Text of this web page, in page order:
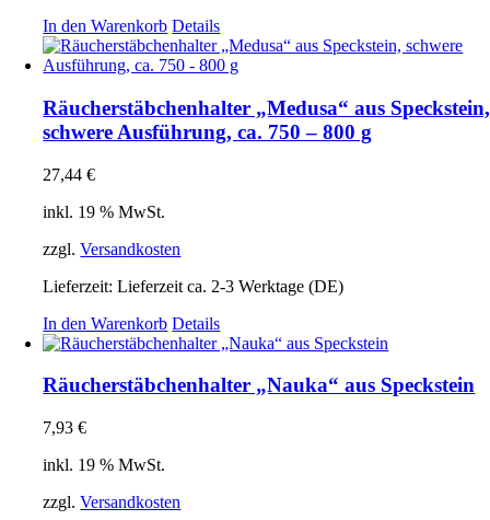
In den Warenkorb Details
Räucherstäbchenhalter „Medusa“ aus Speckstein,
schwere Ausführung, ca. 750 – 800 g
27,44€
inkl. 19 % MwSt.
zzgl.Versandkosten
Lieferzeit:Lieferzeit ca. 2-3 Werktage (DE)
In den Warenkorb Details
Räucherstäbchenhalter „Nauka“ aus Speckstein
7,93€
inkl. 19 % MwSt.
zzgl.Versandkosten